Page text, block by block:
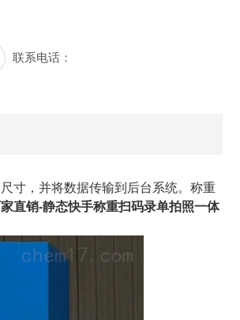
联系电话：
寸，并将数据传输到后台系统。称重
直销-静态快手称重扫码录单拍照一体